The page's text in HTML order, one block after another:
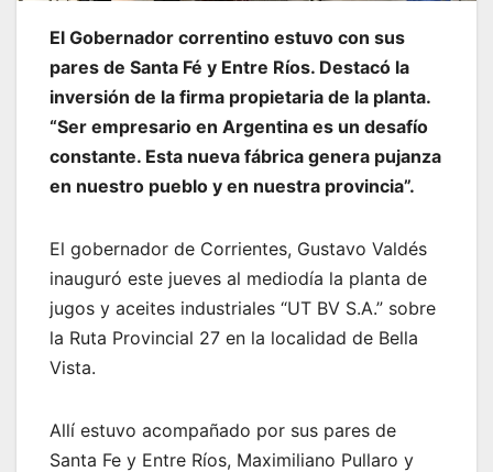
El Gobernador correntino estuvo con sus
pares de Santa Fé y Entre Ríos. Destacó la
inversión de la firma propietaria de la planta.
“Ser empresario en Argentina es un desafío
constante. Esta nueva fábrica genera pujanza
en nuestro pueblo y en nuestra provincia”.
El gobernador de Corrientes, Gustavo Valdés
inauguró este jueves al mediodía la planta de
jugos y aceites industriales “UT BV S.A.” sobre
la Ruta Provincial 27 en la localidad de Bella
Vista.
Allí estuvo acompañado por sus pares de
Santa Fe y Entre Ríos, Maximiliano Pullaro y